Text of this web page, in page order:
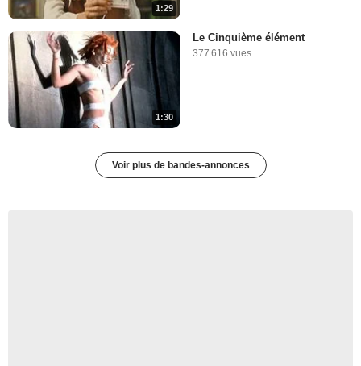
1:29
1:30
Le Cinquième élément
377 616 vues
Voir plus de bandes-annonces